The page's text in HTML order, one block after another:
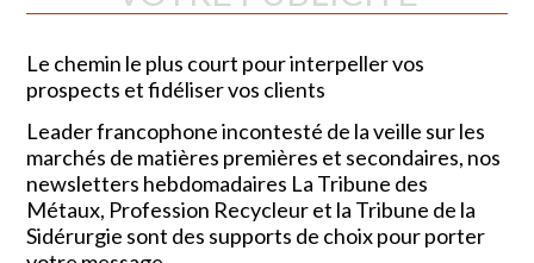
Le chemin le plus court pour interpeller vos
prospects et fidéliser vos clients
Leader francophone incontesté de la veille sur les
marchés de matières premières et secondaires, nos
newsletters hebdomadaires La Tribune des
Métaux, Profession Recycleur et la Tribune de la
Sidérurgie sont des supports de choix pour porter